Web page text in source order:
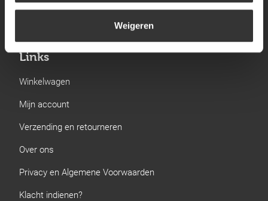
Weigeren
Gastechniek
Links
Winkelwagen
Mijn account
Verzending en retourneren
Over ons
Privacy en Algemene Voorwaarden
Klacht indienen?